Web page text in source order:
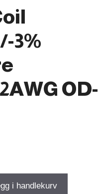
3%
OD-
i handlekurv